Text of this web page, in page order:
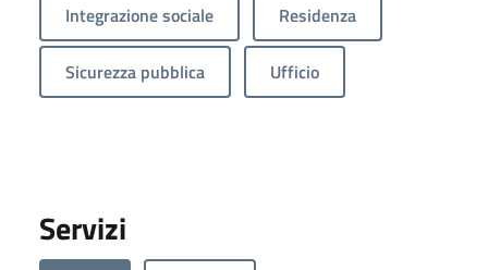
Integrazione sociale Residenza
Sicurezza pubblica Ufficio
Servizi